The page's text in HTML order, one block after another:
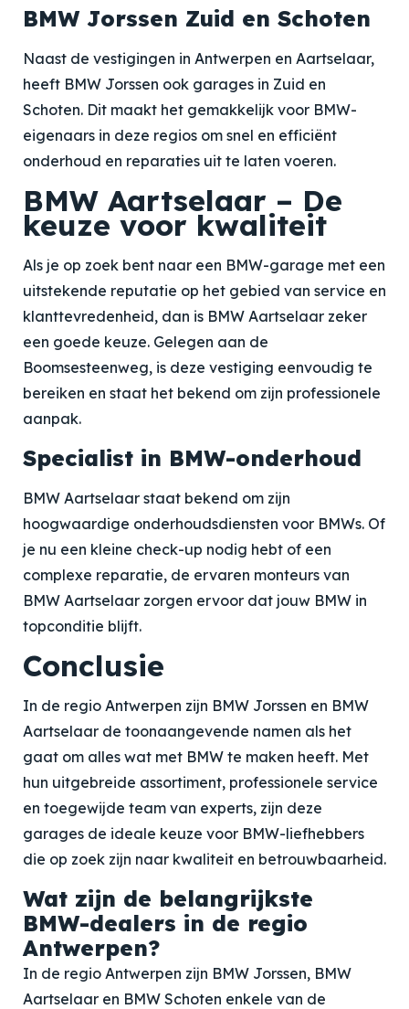
BMW Jorssen Zuid en Schoten
Naast de vestigingen in Antwerpen en Aartselaar,
heeft BMW Jorssen ook garages in Zuid en
Schoten. Dit maakt het gemakkelijk voor BMW-
eigenaars in deze regios om snel en efficiënt
onderhoud en reparaties uit te laten voeren.
BMW Aartselaar – De
keuze voor kwaliteit
Als je op zoek bent naar een BMW-garage met een
uitstekende reputatie op het gebied van service en
klanttevredenheid, dan is BMW Aartselaar zeker
een goede keuze. Gelegen aan de
Boomsesteenweg, is deze vestiging eenvoudig te
bereiken en staat het bekend om zijn professionele
aanpak.
Specialist in BMW-onderhoud
BMW Aartselaar staat bekend om zijn
hoogwaardige onderhoudsdiensten voor BMWs. Of
je nu een kleine check-up nodig hebt of een
complexe reparatie, de ervaren monteurs van
BMW Aartselaar zorgen ervoor dat jouw BMW in
topconditie blijft.
Conclusie
In de regio Antwerpen zijn BMW Jorssen en BMW
Aartselaar de toonaangevende namen als het
gaat om alles wat met BMW te maken heeft. Met
hun uitgebreide assortiment, professionele service
en toegewijde team van experts, zijn deze
garages de ideale keuze voor BMW-liefhebbers
die op zoek zijn naar kwaliteit en betrouwbaarheid.
Wat zijn de belangrijkste
BMW-dealers in de regio
Antwerpen?
In de regio Antwerpen zijn BMW Jorssen, BMW
Aartselaar en BMW Schoten enkele van de